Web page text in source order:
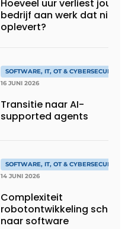
Hoeveel uur verliest jouw
bedrijf aan werk dat niks
oplevert?
SOFTWARE, IT, OT & CYBERSECURITY
16 JUNI 2026
Transitie naar AI-
supported agents
SOFTWARE, IT, OT & CYBERSECURITY
14 JUNI 2026
Complexiteit
robotontwikkeling schuift
naar software